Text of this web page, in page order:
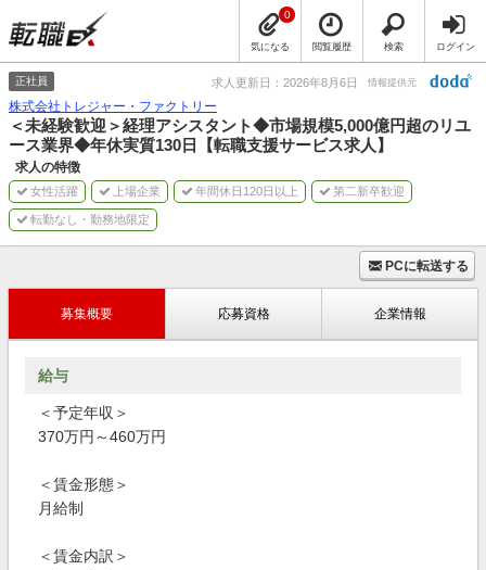
気になる
0
閲覧履歴 検索 ログイン
正社員 求人更新日：2026年8月6日 情報提供元
株式会社トレジャー・ファクトリー
＜未経験歓迎＞経理アシスタント◆市場規模5,000億円超のリユ
ース業界◆年休実質130日【転職支援サービス求人】
求人の特徴
女性活躍 上場企業 年間休日120日以上 第二新卒歓迎
転勤なし・勤務地限定
PCに転送する
募集概要 応募資格 企業情報
給与
＜予定年収＞
370万円～460万円
＜賃金形態＞
月給制
＜賃金内訳＞